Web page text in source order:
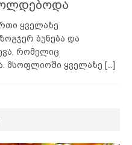
ყველაზე
ბუნება და
რომელიც
მსოფლიოში ყველაზე [...]